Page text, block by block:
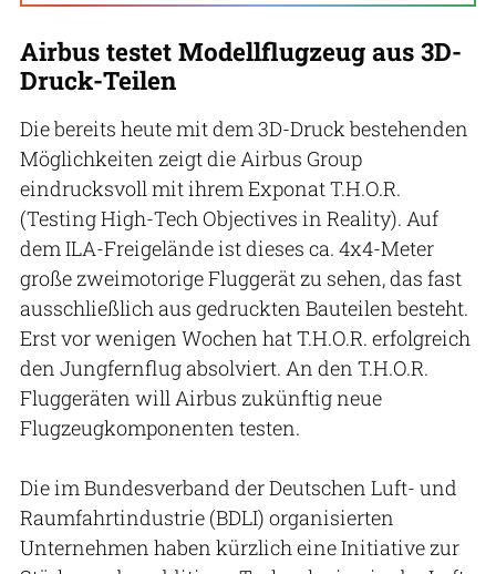
Airbus testet Modellflugzeug aus 3D-
Druck-Teilen
Die bereits heute mit dem 3D-Druck bestehenden
Möglichkeiten zeigt die Airbus Group
eindrucksvoll mit ihrem Exponat T.H.O.R.
(Testing High-Tech Objectives in Reality). Auf
dem ILA-Freigelände ist dieses ca. 4x4-Meter
große zweimotorige Fluggerät zu sehen, das fast
ausschließlich aus gedruckten Bauteilen besteht.
Erst vor wenigen Wochen hat T.H.O.R. erfolgreich
den Jungfernflug absolviert. An den T.H.O.R.
Fluggeräten will Airbus zukünftig neue
Flugzeugkomponenten testen.
Die im Bundesverband der Deutschen Luft- und
Raumfahrtindustrie (BDLI) organisierten
Unternehmen haben kürzlich eine Initiative zur